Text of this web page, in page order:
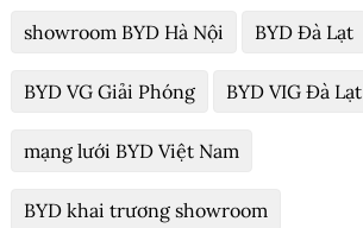
showroom BYD Hà Nội BYD Đà Lạt
BYD VG Giải Phóng BYD VIG Đà Lạt
mạng lưới BYD Việt Nam
BYD khai trương showroom